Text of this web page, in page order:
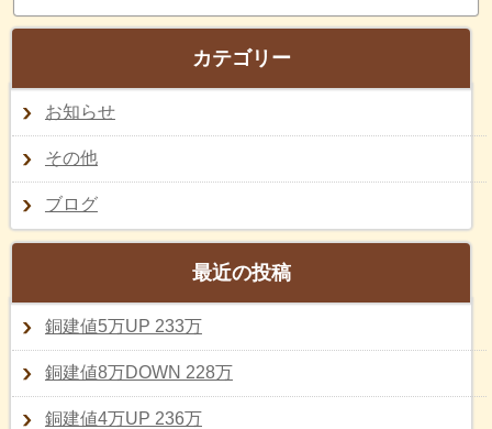
カテゴリー
お知らせ
その他
ブログ
最近の投稿
銅建値5万UP 233万
銅建値8万DOWN 228万
銅建値4万UP 236万